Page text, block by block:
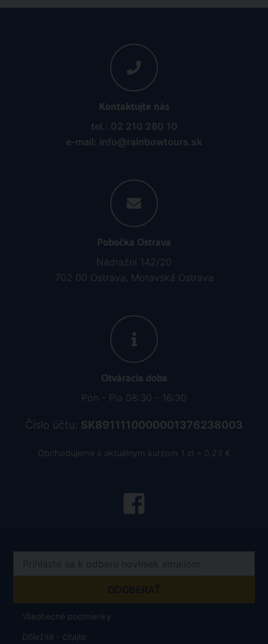
Kontaktujte nás
tel.: 02 210 280 10
e-mail: info@rainbowtours.sk
Pobočka Ostrava
Nádražní 142/20
702 00 Ostrava, Moravská Ostrava
Otváracia doba
Pon - Pia 08:30 - 16:30
Číslo účtu: SK8911110000001376238003
Obchodujeme s aktuálnym kurzom 1 zł = 0.23 €
Všeobecné podmienky
Dôležité - čítajte